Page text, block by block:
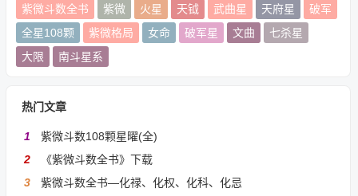
紫微斗数全书
紫微 火星 天钺 武曲星 天府星
破军
全星108颗
紫微格局 女命 破军星 文曲
七杀星
大限
南斗星系
热门文章
1
紫微斗数108颗星曜(全)
2
《紫微斗数全书》下载
3
紫微斗数全书—化禄、化权、化科、化忌